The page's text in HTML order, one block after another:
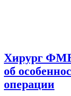
Хирург
об
операции